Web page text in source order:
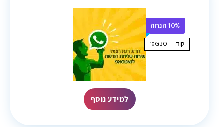
10% הנחה
קוד: 10GBOFF
למידע נוסף